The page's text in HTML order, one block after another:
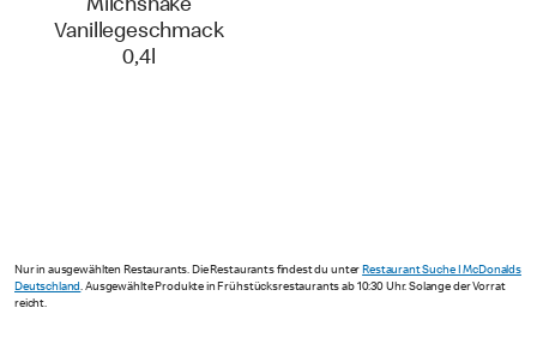
Milchshake
Vanillegeschmack
0,4l
Nur in ausgewählten Restaurants. Die Restaurants findest du unterRestaurant Suche I McDonalds
Deutschland. Ausgewählte Produkte in Frühstücksrestaurants ab 10:30 Uhr. Solange der Vorrat
reicht.